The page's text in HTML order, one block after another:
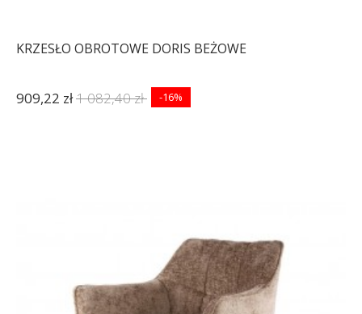
KRZESŁO OBROTOWE DORIS BEŻOWE
909,22 zł1 082,40 zł -16%